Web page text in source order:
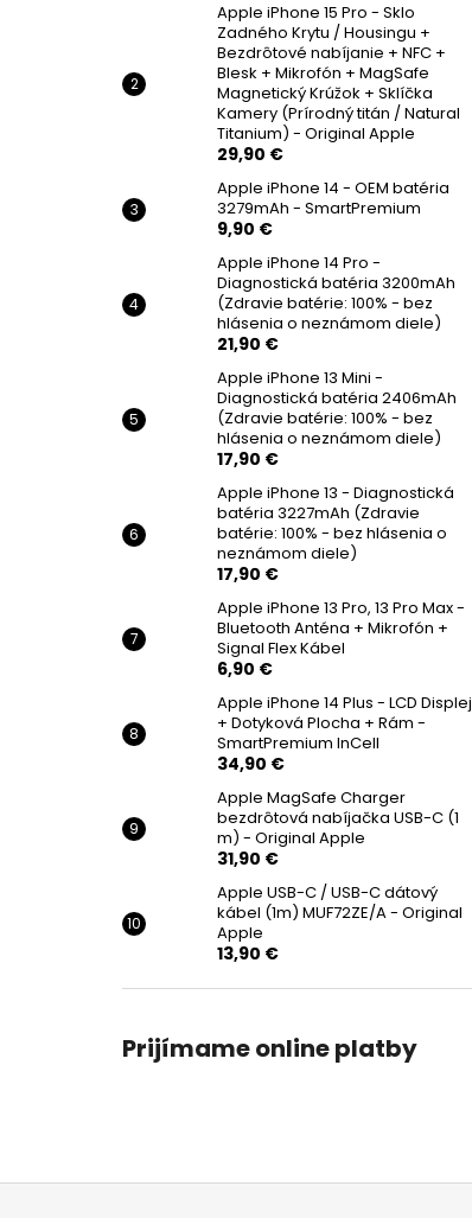
Apple iPhone 15 Pro - Sklo
Zadného Krytu / Housingu +
Bezdrôtové nabíjanie + NFC +
Blesk + Mikrofón + MagSafe
Magnetický Krúžok + Sklíčka
Kamery (Prírodný titán / Natural
Titanium) - Original Apple
29,90 €
Apple iPhone 14 - OEM batéria
3279mAh - SmartPremium
9,90 €
Apple iPhone 14 Pro -
Diagnostická batéria 3200mAh
(Zdravie batérie: 100% - bez
hlásenia o neznámom diele)
21,90 €
Apple iPhone 13 Mini -
Diagnostická batéria 2406mAh
(Zdravie batérie: 100% - bez
hlásenia o neznámom diele)
17,90 €
Apple iPhone 13 - Diagnostická
batéria 3227mAh (Zdravie
batérie: 100% - bez hlásenia o
neznámom diele)
17,90 €
Apple iPhone 13 Pro, 13 Pro Max -
Bluetooth Anténa + Mikrofón +
Signal Flex Kábel
6,90 €
Apple iPhone 14 Plus - LCD Displej
+ Dotyková Plocha + Rám -
SmartPremium InCell
34,90 €
Apple MagSafe Charger
bezdrôtová nabíjačka USB-C (1
m) - Original Apple
31,90 €
Apple USB-C / USB-C dátový
kábel (1m) MUF72ZE/A - Original
Apple
13,90 €
Prijímame online platby
Z